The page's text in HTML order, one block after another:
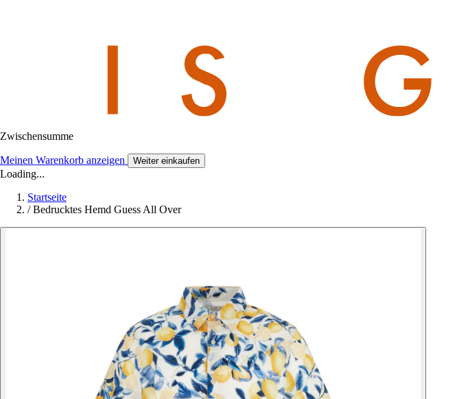
Zwischensumme
Meinen Warenkorb anzeigen Weiter einkaufen
Loading...
Startseite
/ Bedrucktes Hemd Guess All Over